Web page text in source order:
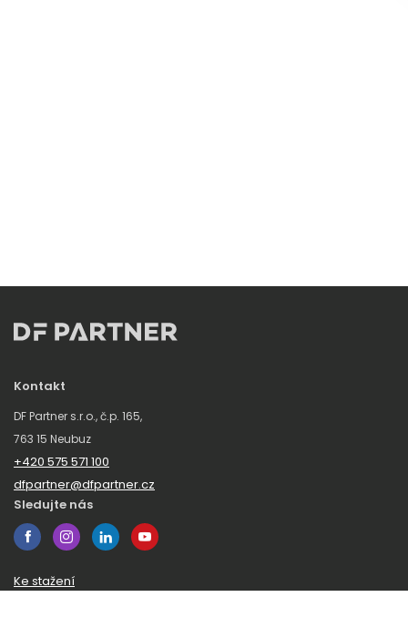
Kontakt
DF Partner s.r.o., č.p. 165,
763 15 Neubuz
+420 575 571 100
dfpartner@dfpartner.cz
Sledujte nás
Ke stažení